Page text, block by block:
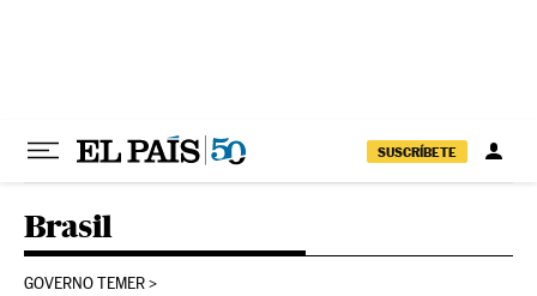
SUSCRÍBETE
Brasil
GOVERNO TEMER